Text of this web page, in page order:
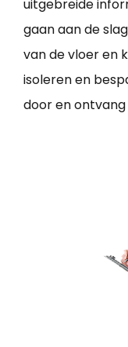
uitgebreide
gaan aan de
van de vloer en
isoleren en
door en